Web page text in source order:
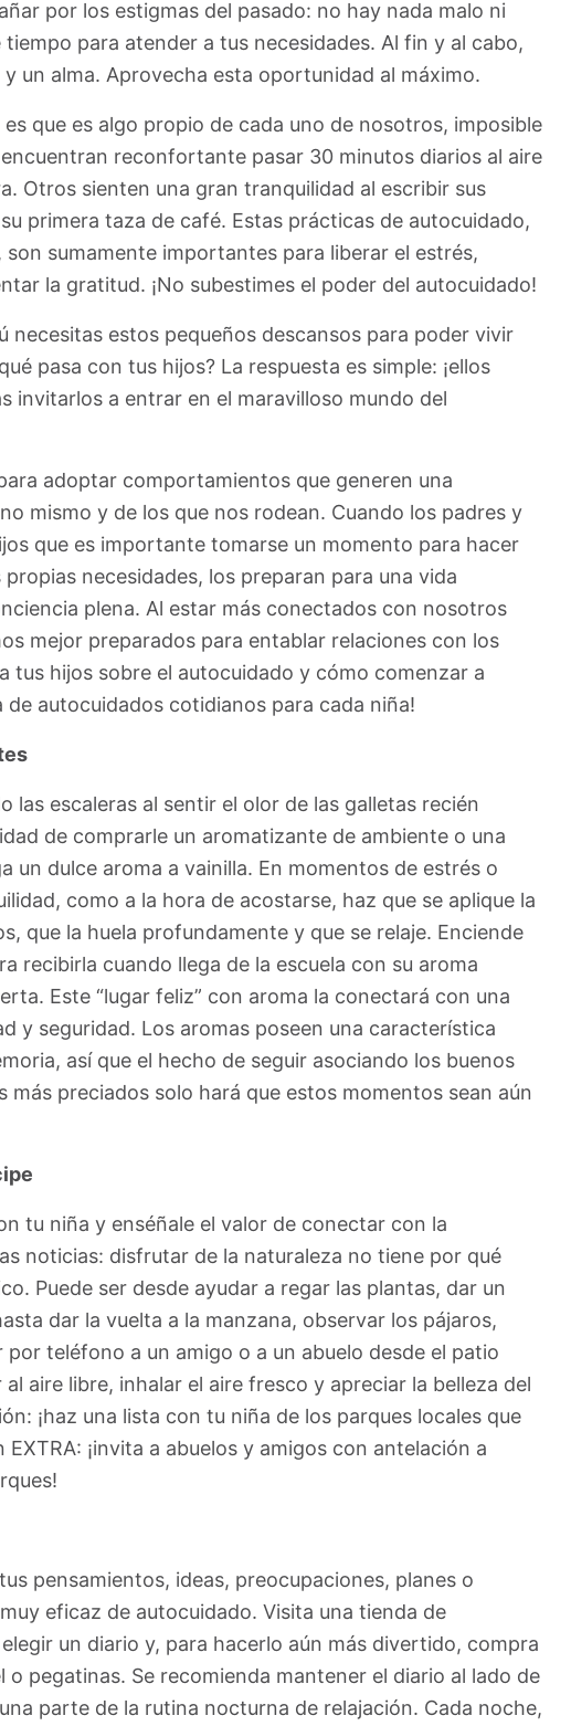
por los estigmas del pasado: no hay nada malo ni
para atender a tus necesidades. Al fin y al cabo,
un alma. Aprovecha esta oportunidad al máximo.
que es algo propio de cada uno de nosotros, imposible
reconfortante pasar 30 minutos diarios al aire
Otros sienten una gran tranquilidad al escribir sus
primera taza de café. Estas prácticas de autocuidado,
sumamente importantes para liberar el estrés,
la gratitud. ¡No subestimes el poder del autocuidado!
necesitas estos pequeños descansos para poder vivir
pasa con tus hijos? La respuesta es simple: ¡ellos
invitarlos a entrar en el maravilloso mundo del
adoptar comportamientos que generen una
mismo y de los que nos rodean. Cuando los padres y
que es importante tomarse un momento para hacer
necesidades, los preparan para una vida
plena. Al estar más conectados con nosotros
mejor preparados para entablar relaciones con los
tus hijos sobre el autocuidado y cómo comenzar a
de autocuidados cotidianos para cada niña!
las escaleras al sentir el olor de las galletas recién
de comprarle un aromatizante de ambiente o una
un dulce aroma a vainilla. En momentos de estrés o
como a la hora de acostarse, haz que se aplique la
que la huela profundamente y que se relaje. Enciende
recibirla cuando llega de la escuela con su aroma
Este “lugar feliz” con aroma la conectará con una
y seguridad. Los aromas poseen una característica
así que el hecho de seguir asociando los buenos
más preciados solo hará que estos momentos sean aún
tu niña y enséñale el valor de conectar con la
noticias: disfrutar de la naturaleza no tiene por qué
Puede ser desde ayudar a regar las plantas, dar un
dar la vuelta a la manzana, observar los pájaros,
teléfono a un amigo o a un abuelo desde el patio
aire libre, inhalar el aire fresco y apreciar la belleza del
¡haz una lista con tu niña de los parques locales que
¡invita a abuelos y amigos con antelación a
pensamientos, ideas, preocupaciones, planes o
eficaz de autocuidado. Visita una tienda de
un diario y, para hacerlo aún más divertido, compra
pegatinas. Se recomienda mantener el diario al lado de
parte de la rutina nocturna de relajación. Cada noche,